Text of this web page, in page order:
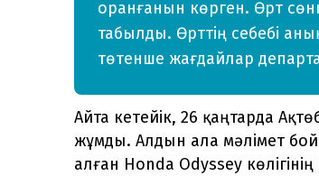
оранғанын көрген. Өрт
табылды. Өрттің себебі
төтенше жағдайлар
Айта кетейік, 26 қаңтарда
жұмды. Алдын ала мәлімет
алған Honda Odyssey